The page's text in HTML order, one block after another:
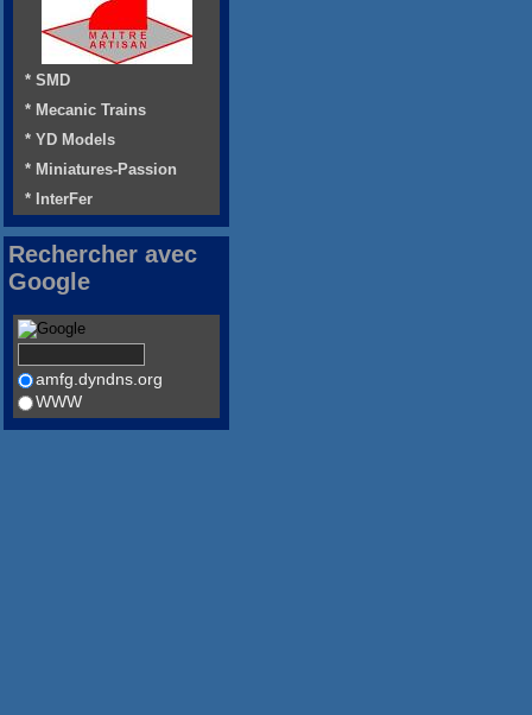
* SMD
* Mecanic Trains
* YD Models
* Miniatures-Passion
* InterFer
Rechercher avec
Google
amfg.dyndns.org
WWW